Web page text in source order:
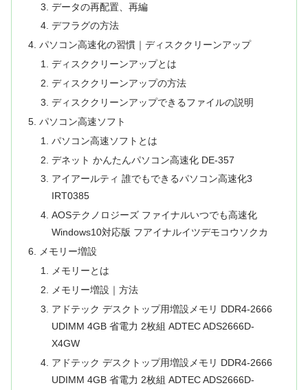
データの再配置、再編
デフラグの方法
パソコン高速化の習慣｜ディスククリーンアップ
ディスククリーンアップとは
ディスククリーンアップの方法
ディスククリーンアップできるファイルの説明
パソコン高速ソフト
パソコン高速ソフトとは
デネット かんたんパソコン高速化 DE-357
アイアールティ 誰でもできるパソコン高速化3
IRT0385
AOSテクノロジーズ ファイナルいつでも高速化
Windows10対応版 フアイナルイツデモコウソクカ
メモリー増設
メモリーとは
メモリー増設｜方法
アドテック デスクトップ用増設メモリ DDR4-2666
UDIMM 4GB 省電力 2枚組 ADTEC ADS2666D-
X4GW
アドテック デスクトップ用増設メモリ DDR4-2666
UDIMM 4GB 省電力 2枚組 ADTEC ADS2666D-